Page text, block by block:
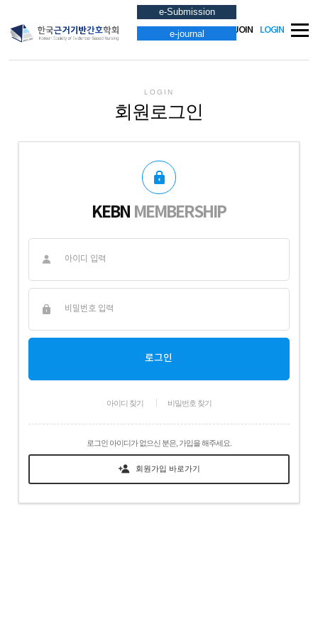
e-Submission
e-journal JOIN LOGIN
LOGIN
회원로그인
KEBN MEMBERSHIP
아이디 찾기 비밀번호 찾기
로그인 아이디가 없으신 분은, 가입을 해주세요.
회원가입 바로가기